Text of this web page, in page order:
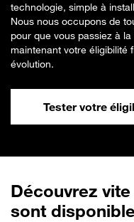
technologie, simple à
Nous nous occupons de
pour que vous passiez à
maintenant votre éligibilité
évolution.
Tester votre
Découvrez
sont